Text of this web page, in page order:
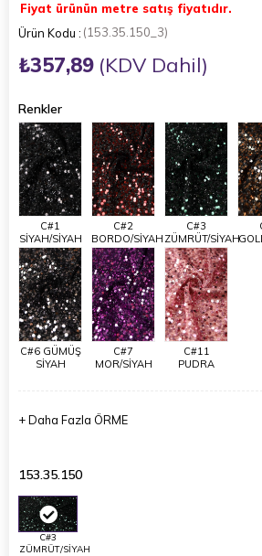
Fiyat ürünün metre satış fiyatıdır.
(153.35.150_3)
₺357,89 (KDV Dahil)
Renkler
C#1
SİYAH/SİYAH
C#2
BORDO/SİYAH
C#3
ZÜMRÜT/SİYAH
C#6 GÜMÜŞ
SİYAH
C#7
MOR/SİYAH
C#11
PUDRA
+Daha Fazla ÖRME
153.35.150
C#3
ZÜMRÜT/SİYAH